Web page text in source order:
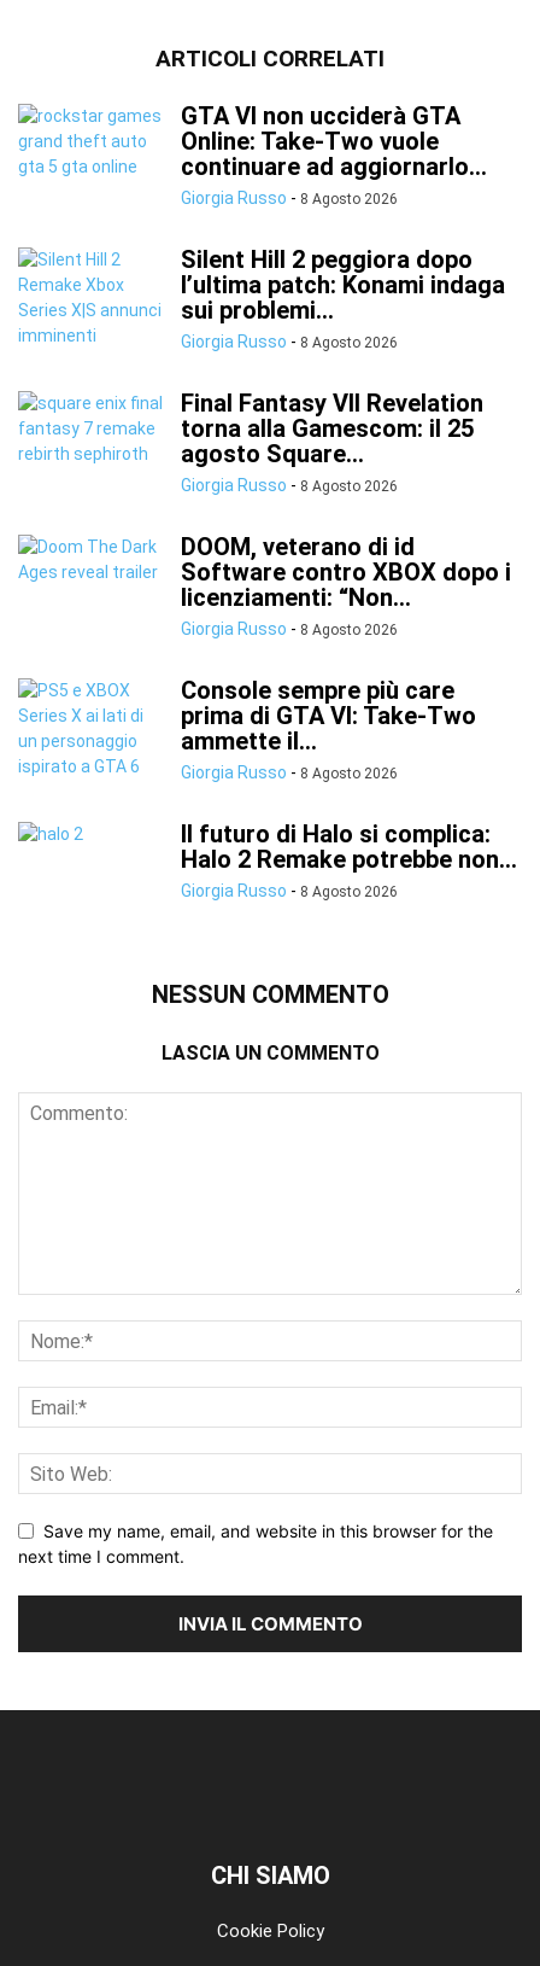
ARTICOLI CORRELATI
GTA VI non ucciderà GTA
Online: Take-Two vuole
continuare ad aggiornarlo...
Giorgia Russo - 8 Agosto 2026
Silent Hill 2 peggiora dopo
l’ultima patch: Konami indaga
sui problemi...
Giorgia Russo - 8 Agosto 2026
Final Fantasy VII Revelation
torna alla Gamescom: il 25
agosto Square...
Giorgia Russo - 8 Agosto 2026
DOOM, veterano di id
Software contro XBOX dopo i
licenziamenti: “Non...
Giorgia Russo - 8 Agosto 2026
Console sempre più care
prima di GTA VI: Take-Two
ammette il...
Giorgia Russo - 8 Agosto 2026
Il futuro di Halo si complica:
Halo 2 Remake potrebbe non...
Giorgia Russo - 8 Agosto 2026
NESSUN COMMENTO
LASCIA UN COMMENTO
Save my name, email, and website in this browser for the
next time I comment.
CHI SIAMO
Cookie Policy